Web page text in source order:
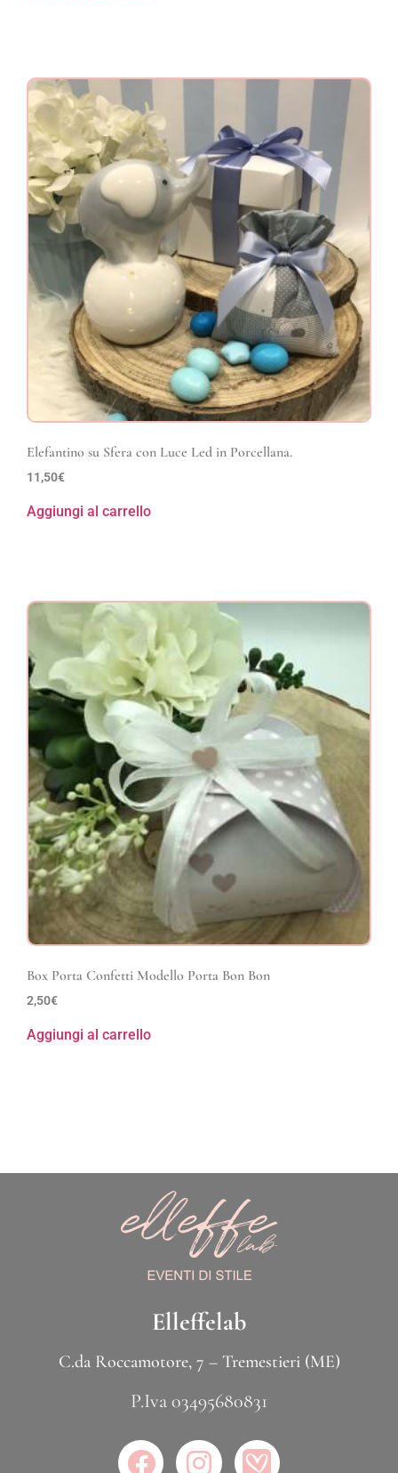
Elefantino su Sfera con Luce Led in Porcellana.
11,50€
Aggiungi al carrello
Box Porta Confetti Modello Porta Bon Bon
2,50€
Aggiungi al carrello
Elleffelab
C.da Roccamotore, 7 – Tremestieri (ME)
P.Iva 03495680831